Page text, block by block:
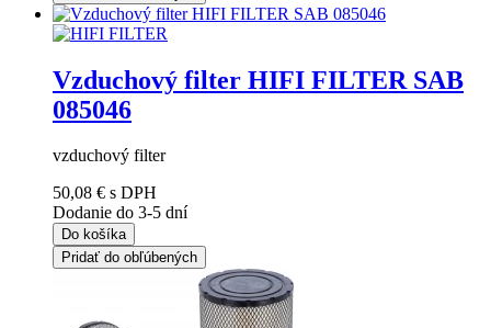
Vzduchový filter HIFI FILTER SAB
085046
vzduchový filter
50,08 € s DPH
Dodanie do 3-5 dní
Do košíka
Pridať do obľúbených